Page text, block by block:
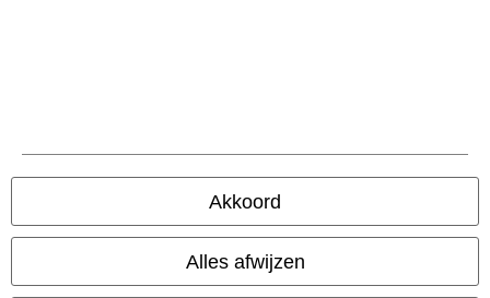
Akkoord
Alles afwijzen